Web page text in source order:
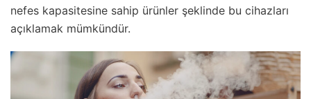
nefes kapasitesine sahip ürünler şeklinde bu cihazları
açıklamak mümkündür.